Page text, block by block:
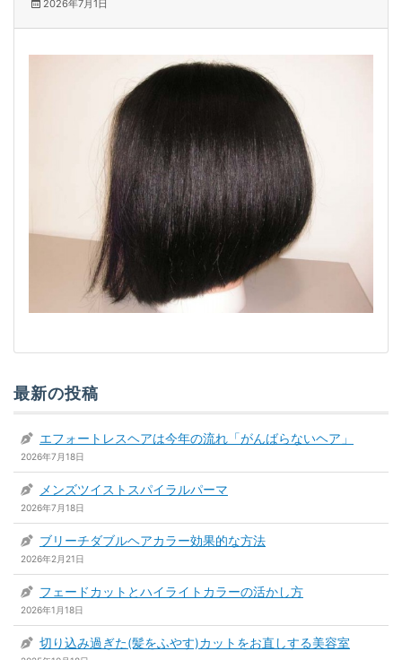
2026年7月1日
最新の投稿
エフォートレスヘアは今年の流れ「がんばらないヘア」
2026年7月18日
メンズツイストスパイラルパーマ
2026年7月18日
ブリーチダブルヘアカラー効果的な方法
2026年2月21日
フェードカットとハイライトカラーの活かし方
2026年1月18日
切り込み過ぎた(髪をふやす)カットをお直しする美容室